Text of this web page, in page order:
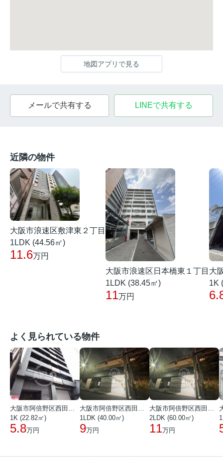
地図アプリで見る
メールで共有する LINEで共有する
近隣の物件
大阪市浪速区敷津東２丁目
1LDK (44.56㎡)
11.6万円
大阪市浪速区日本橋東１丁目
1LDK (38.45㎡)
11万円
大
1K
よく見られている物件
大阪市阿倍野区西田辺町１丁目
1K (22.82㎡)
5.8万円
大阪市阿倍野区西田辺町１丁目
1LDK (40.00㎡)
9万円
大阪市阿倍野区西田辺町１丁目
2LDK (60.00㎡)
11万円